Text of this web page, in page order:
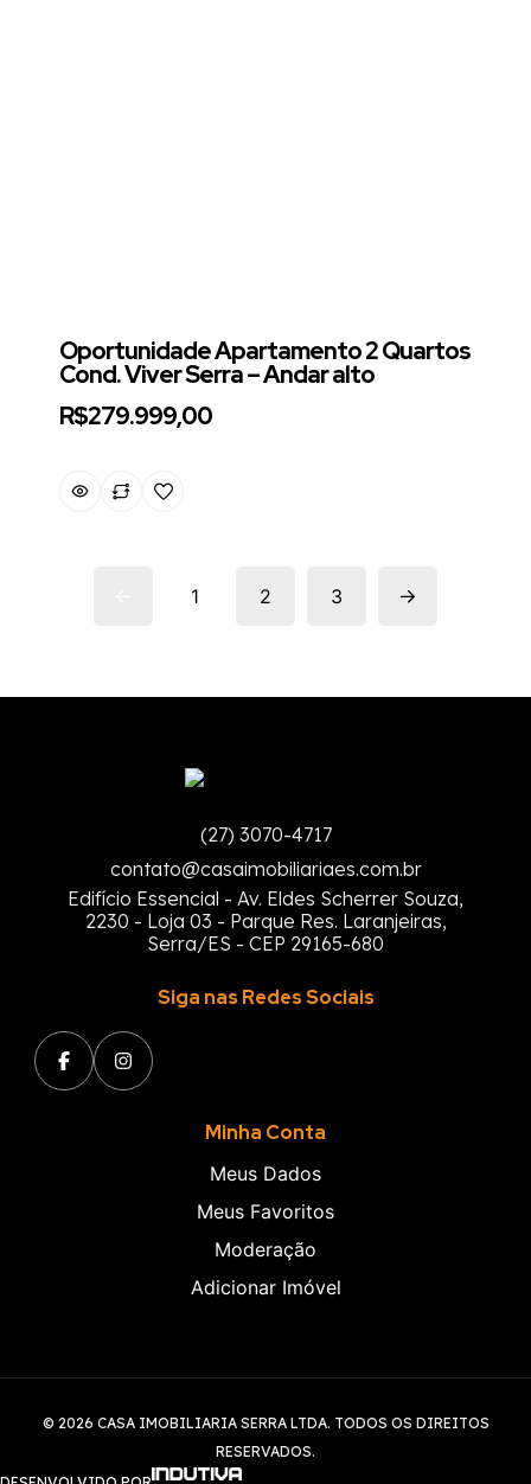
Oportunidade Apartamento 2 Quartos
Cond. Viver Serra – Andar alto
R$279.999,00
1 2 3
(27) 3070-4717
contato@casaimobiliariaes.com.br
Edifício Essencial - Av. Eldes Scherrer Souza,
2230 - Loja 03 - Parque Res. Laranjeiras,
Serra/ES - CEP 29165-680
Minha Conta
Meus Dados
Meus Favoritos
Moderação
Adicionar Imóvel
Siga nas Redes Sociais
© 2026 CASA IMOBILIARIA SERRA LTDA. TODOS OS DIREITOS
RESERVADOS.